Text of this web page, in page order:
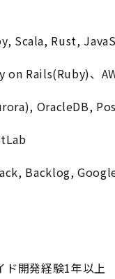
Scala, Rust,
on Rails(Ruby)、
OracleDB,
Backlog,
ド開発経験1年以上